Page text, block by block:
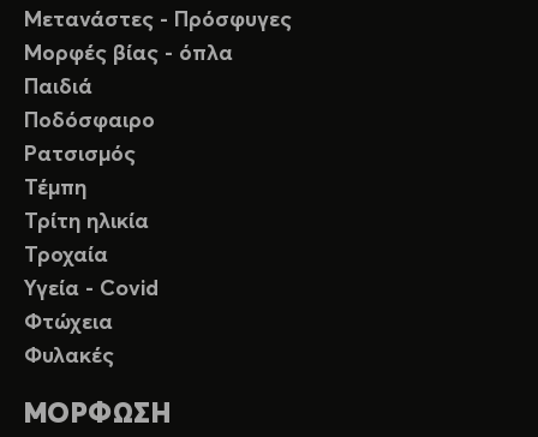
Μετανάστες - Πρόσφυγες
Μορφές βίας - όπλα
Παιδιά
Ποδόσφαιρο
Ρατσισμός
Τέμπη
Τρίτη ηλικία
Τροχαία
Υγεία - Covid
Φτώχεια
Φυλακές
ΜΟΡΦΩΣΗ